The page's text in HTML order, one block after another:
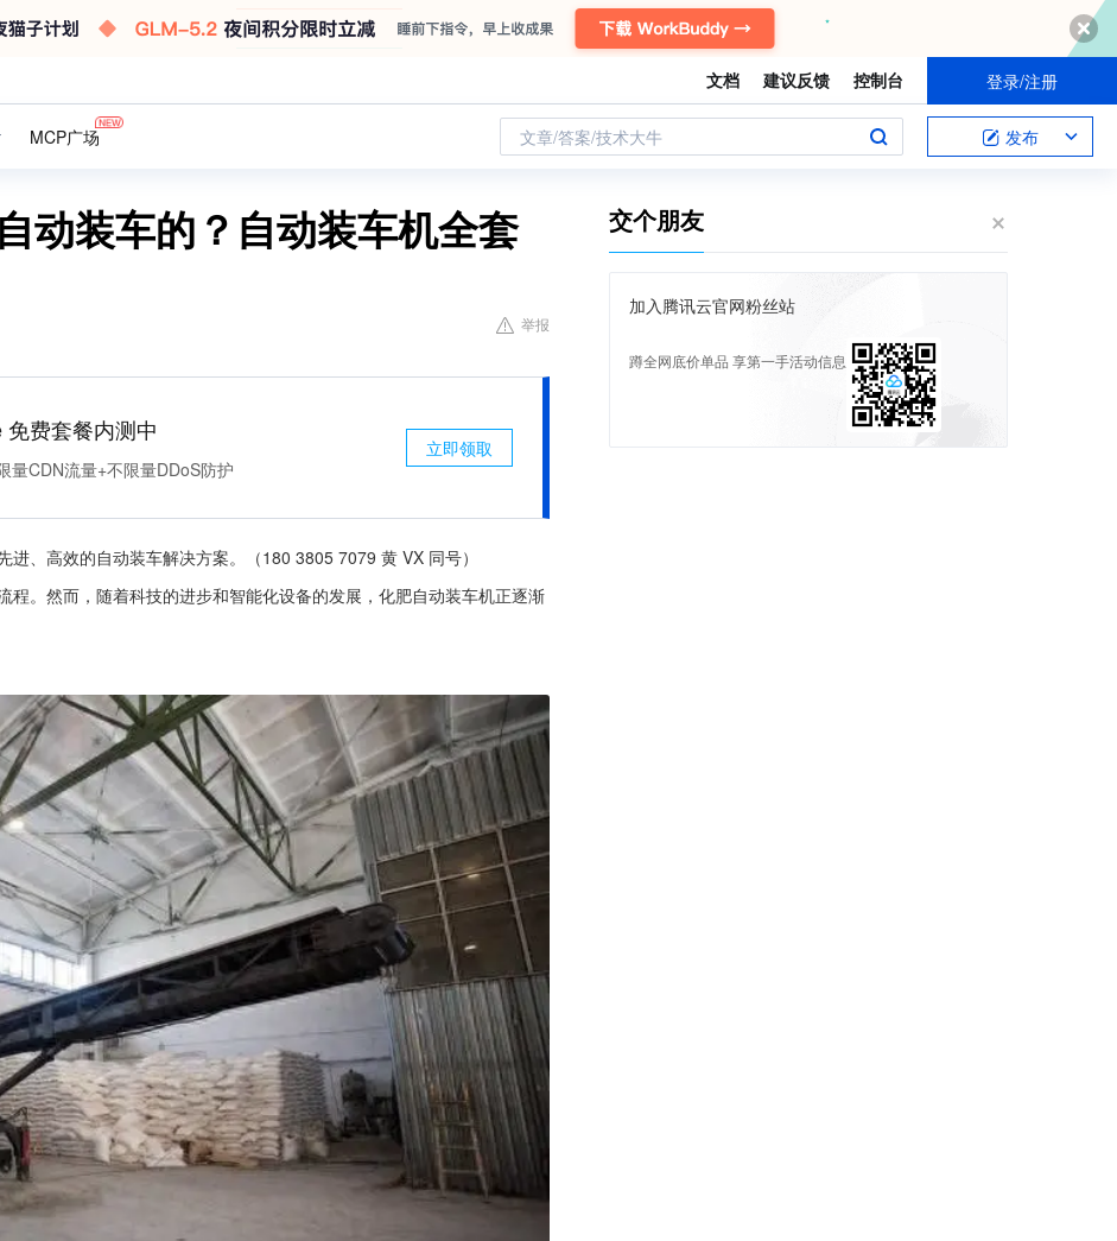
文档 建议反馈 控制台 登录/注册
MCP广场 文章/答案/技术大牛 发布
动装车的？自动装车机全套
举报
免费套餐内测中
量CDN流量+不限量DDoS防护
立即领取
、高效的自动装车解决方案。（180 3805 7079 黄 VX 同号）
。然而，随着科技的进步和智能化设备的发展，化肥自动装车机正逐渐
交个朋友
加入腾讯云官网粉丝站
蹲全网底价单品 享第一手活动信息